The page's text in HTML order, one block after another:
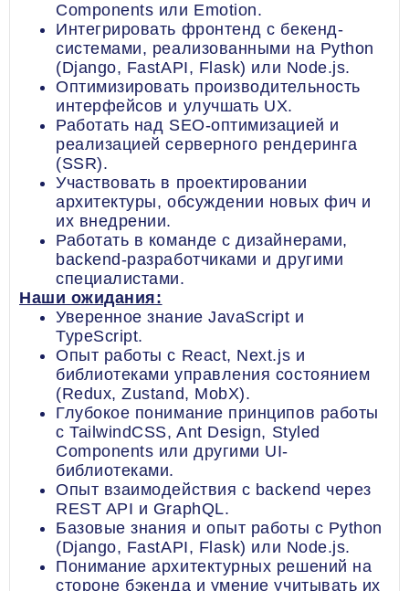
Components или Emotion.
Интегрировать фронтенд с бекенд-
системами, реализованными на Python
(Django, FastAPI, Flask) или Node.js.
Оптимизировать производительность
интерфейсов и улучшать UX.
Работать над SEO-оптимизацией и
реализацией серверного рендеринга
(SSR).
Участвовать в проектировании
архитектуры, обсуждении новых фич и
их внедрении.
Работать в команде с дизайнерами,
backend-разработчиками и другими
специалистами.
Наши ожидания:
Уверенное знание JavaScript и
TypeScript.
Опыт работы с React, Next.js и
библиотеками управления состоянием
(Redux, Zustand, MobX).
Глубокое понимание принципов работы
с TailwindCSS, Ant Design, Styled
Components или другими UI-
библиотеками.
Опыт взаимодействия с backend через
REST API и GraphQL.
Базовые знания и опыт работы с Python
(Django, FastAPI, Flask) или Node.js.
Понимание архитектурных решений на
стороне бэкенда и умение учитывать их